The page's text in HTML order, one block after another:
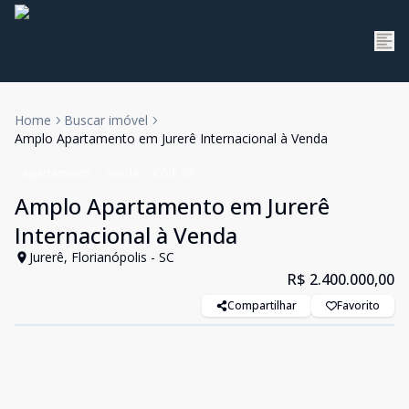
Home
Buscar imóvel
Amplo Apartamento em Jurerê Internacional à Venda
Amplo Apartamento em Jurerê
Internacional à Venda
Jurerê, Florianópolis - SC
R$ 2.400.000,00
Compartilhar Favorito